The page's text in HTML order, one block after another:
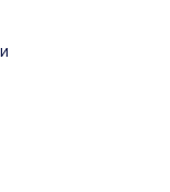
влияют